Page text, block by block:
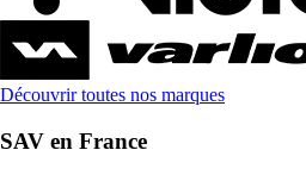
Découvrir toutes nos marques
SAV en France